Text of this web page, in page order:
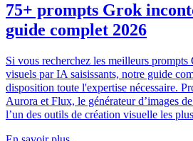
75+ prompts Grok
guide complet 2026
Si vous recherchez les meilleurs
visuels par IA saisissants, notre guide
disposition toute l'expertise nécessaire.
Aurora et Flux, le générateur d’images
l’un des outils de création visuelle les